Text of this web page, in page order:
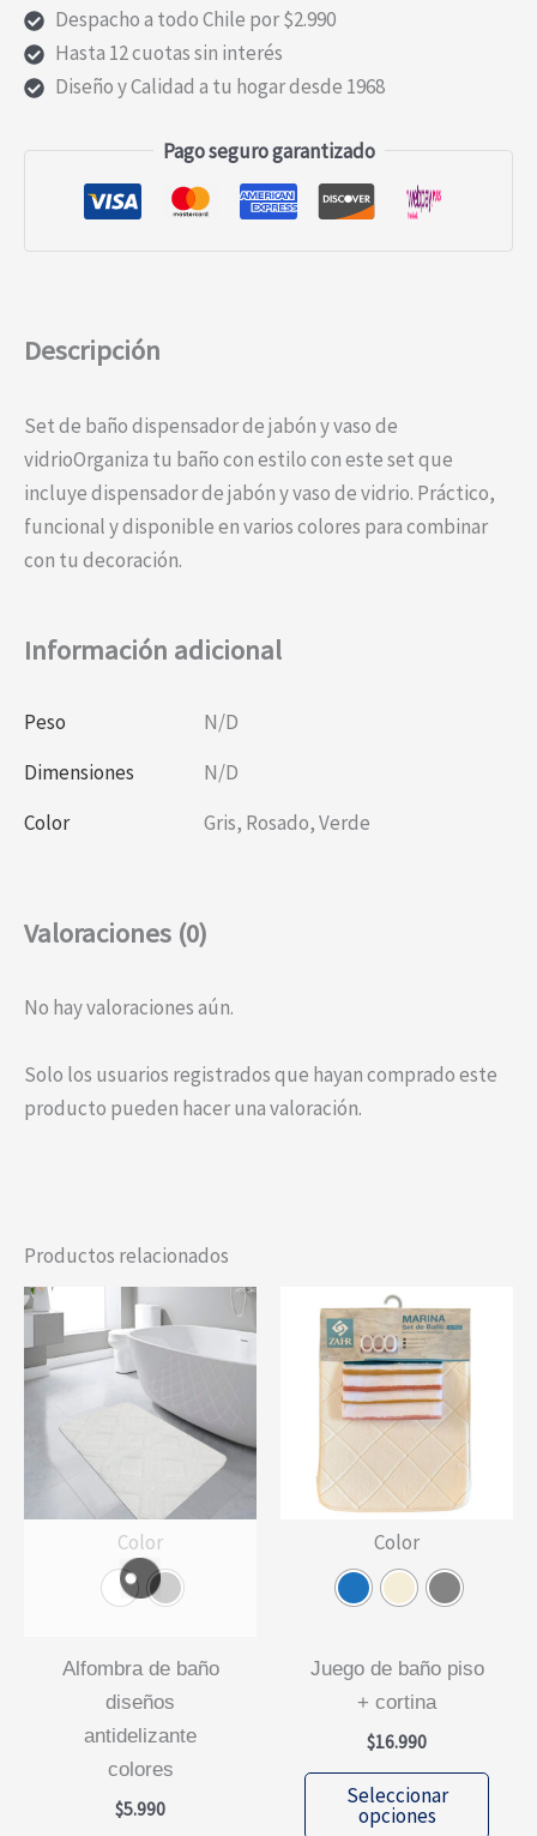
y
Vaso
de
Colores
cantidad
Despacho a todo Chile por $2.990
Hasta 12 cuotas sin interés
Diseño y Calidad a tu hogar desde 1968
Pago seguro garantizado
Descripción
Set de baño dispensador de jabón y vaso de
vidrioOrganiza tu baño con estilo con este set que
incluye dispensador de jabón y vaso de vidrio. Práctico,
funcional y disponible en varios colores para combinar
con tu decoración.
Información adicional
Peso
N/D
Dimensiones
N/D
Color
Gris, Rosado,Verde
Valoraciones (0)
No hay valoraciones aún.
Solo los usuarios registrados que hayan comprado este
producto pueden hacer una valoración.
Productos relacionados
Color
alfombra de baño
diseños
antidelizante
colores
$5.990
Color
juego de baño piso
+ cortina
$16.990
Seleccionar
opciones
Este